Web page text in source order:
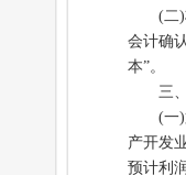
(二)将
会计确
本”。
三、
(一)第
产开发
预计利